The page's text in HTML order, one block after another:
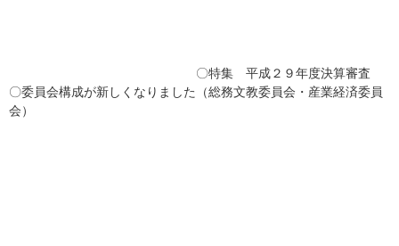
〇特集 平成２９年度決算審査
〇委員会構成が新しくなりました（総務文教委員会・産業経済委員
会）